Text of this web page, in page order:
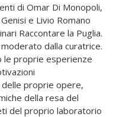
di Omar Di Monopoli,
e Livio Romano
Raccontare la Puglia.
dalla curatrice.
le proprie esperienze
proprie opere,
della resa del
del proprio laboratorio